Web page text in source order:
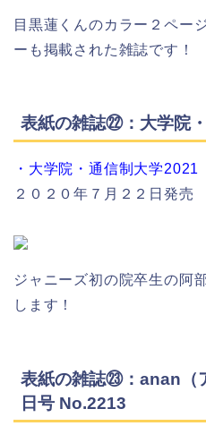
目黒蓮くんのカラー２ペー
ーも掲載された雑誌です！
表紙の雑誌㉒：大学院
・大学院・通信制大学2021
２０２０年７月２２日発売
ジャニーズ初の院卒生の阿
します！
表紙の雑誌㉓：anan（
日号 No.2213